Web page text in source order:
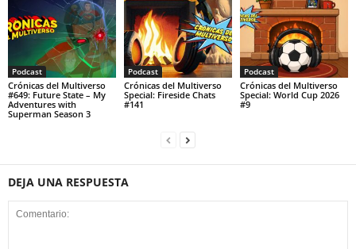
Podcast
Crónicas del Multiverso
#649: Future State – My
Adventures with
Superman Season 3
Podcast
Crónicas del Multiverso
Special: Fireside Chats
#141
Podcast
Crónicas del Multiverso
Special: World Cup 2026
#9
DEJA UNA RESPUESTA